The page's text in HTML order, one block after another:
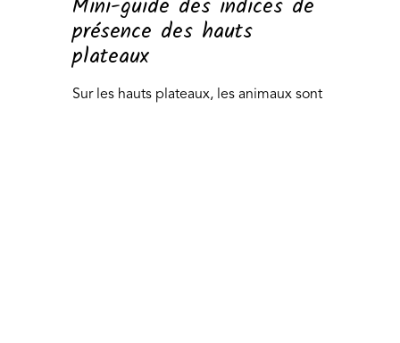
présence des hauts
plateaux
Sur les hauts plateaux, les animaux sont